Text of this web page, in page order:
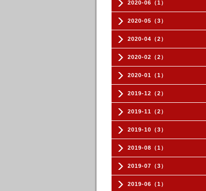
2020-06（1）
2020-05（3）
2020-04（2）
2020-02（2）
2020-01（1）
2019-12（2）
2019-11（2）
2019-10（3）
2019-08（1）
2019-07（3）
2019-06（1）